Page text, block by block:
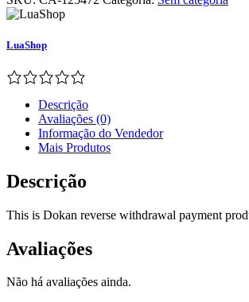
LuaShop
Descrição
Avaliações (0)
Informação do Vendedor
Mais Produtos
Descrição
This is Dokan reverse withdrawal payment
Avaliações
Não há avaliações ainda.